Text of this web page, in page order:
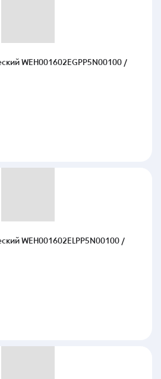
WEH001602EGPP5N00100 /
WEH001602ELPP5N00100 /